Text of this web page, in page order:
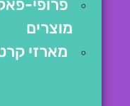
פרופי-פאק
מוצרים
מארזי